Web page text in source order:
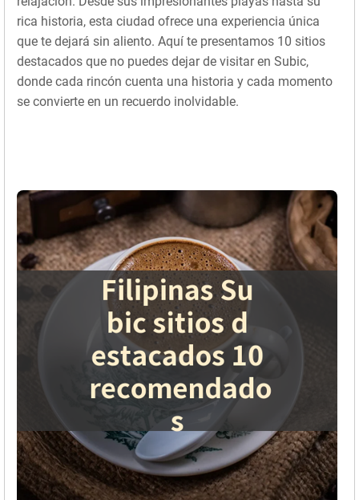
rica historia, esta ciudad ofrece una experiencia única
que te dejará sin aliento. Aquí te presentamos 10 sitios
destacados que no puedes dejar de visitar en Subic,
donde cada rincón cuenta una historia y cada momento
se convierte en un recuerdo inolvidable.